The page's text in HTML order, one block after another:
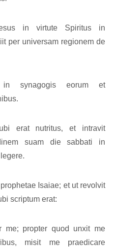
in virtute Spiritus in
per universam regionem de
synagogis eorum et
erat nutritus, et intravit
suam die sabbati in
Isaiae; et ut revolvit
scriptum erat:
me; propter quod unxit me
misit me praedicare